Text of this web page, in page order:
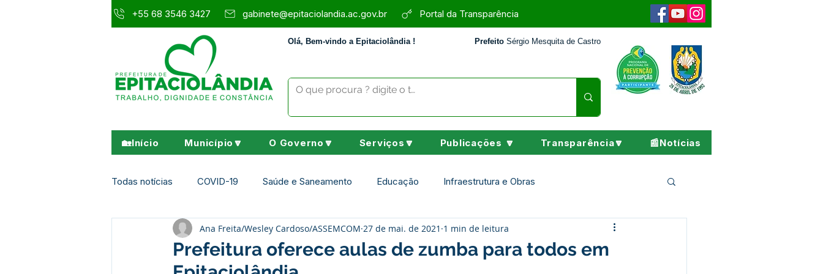
+55 68 3546 3427 gabinete@epitaciolandia.ac.gov.br Portal da Transparência
Olá, Bem-vindo a Epitaciolândia ! Prefeito Sérgio Mesquita de Castro
🏡Início Município🔽 O Governo🔽 Serviços🔽 Publicações 🔽 Transparência🔽 📰Notícias
Todas notícias COVID-19 Saúde e Saneamento Educação Infraestrutura e Obras
Agricultura e Meio Ambiente Assistência Social Desporto Cultura e Lazer
Prefeitura oferece aulas de zumba para todos em
Ana Freita/Wesley Cardoso/ASSEMCOM 27 de mai. de 2021 1 min de leitura